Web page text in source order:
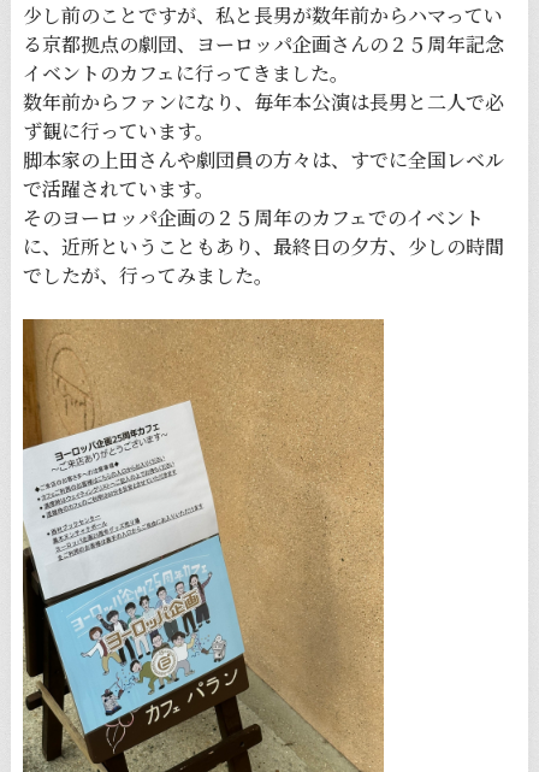
少し前のことですが、私と長男が数年前からハマってい
る京都拠点の劇団、ヨーロッパ企画さんの２５周年記念
イベントのカフェに行ってきました。
数年前からファンになり、毎年本公演は長男と二人で必
ず観に行っています。
脚本家の上田さんや劇団員の方々は、すでに全国レベル
で活躍されています。
そのヨーロッパ企画の２５周年のカフェでのイベント
に、近所ということもあり、最終日の夕方、少しの時間
でしたが、行ってみました。